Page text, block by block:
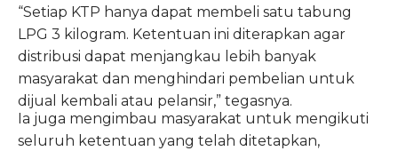
“Setiap KTP hanya dapat membeli satu tabung
LPG 3 kilogram. Ketentuan ini diterapkan agar
distribusi dapat menjangkau lebih banyak
masyarakat dan menghindari pembelian untuk
dijual kembali atau pelansir,” tegasnya.
Ia juga mengimbau masyarakat untuk mengikuti
seluruh ketentuan yang telah ditetapkan,